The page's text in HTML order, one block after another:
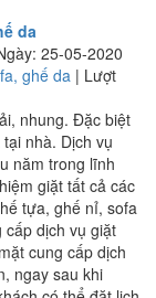
25-05-2020
ghế da | Lượt
nhung. Đặc biệt
nhà. Dịch vụ
năm trong lĩnh
giặt tất cả các
tựa, ghế nỉ, sofa
dịch vụ giặt
cung cấp dịch
ngay sau khi